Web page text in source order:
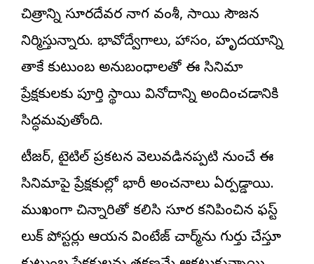
చిత్రాన్ని సూర్యదేవర నాగ వంశీ, సాయి సౌజన్య
నిర్మిస్తున్నారు. భావోద్వేగాలు, హాస్యం, హృదయాన్ని
తాకే కుటుంబ అనుబంధాలతో ఈ సినిమా
ప్రేక్షకులకు పూర్తి స్థాయి వినోదాన్ని అందించడానికి
సిద్ధమవుతోంది.
టీజర్, టైటిల్ ప్రకటన వెలువడినప్పటి నుంచే ఈ
సినిమాపై ప్రేక్షకుల్లో భారీ అంచనాలు ఏర్పడ్డాయి.
ముఖ్యంగా చిన్నారితో కలిసి సూర్య కనిపించిన ఫస్ట్
లుక్ పోస్టర్లు ఆయన వింటేజ్ చార్మ్‌ను గుర్తు చేస్తూ